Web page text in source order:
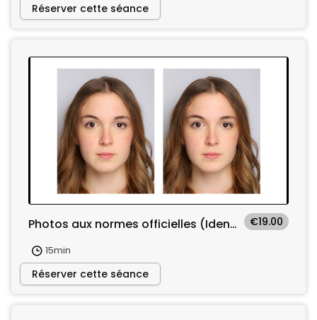
Réserver cette séance
Photos aux normes officielles (Identité / Passeport / Permis) €19.00
15min
Réserver cette séance